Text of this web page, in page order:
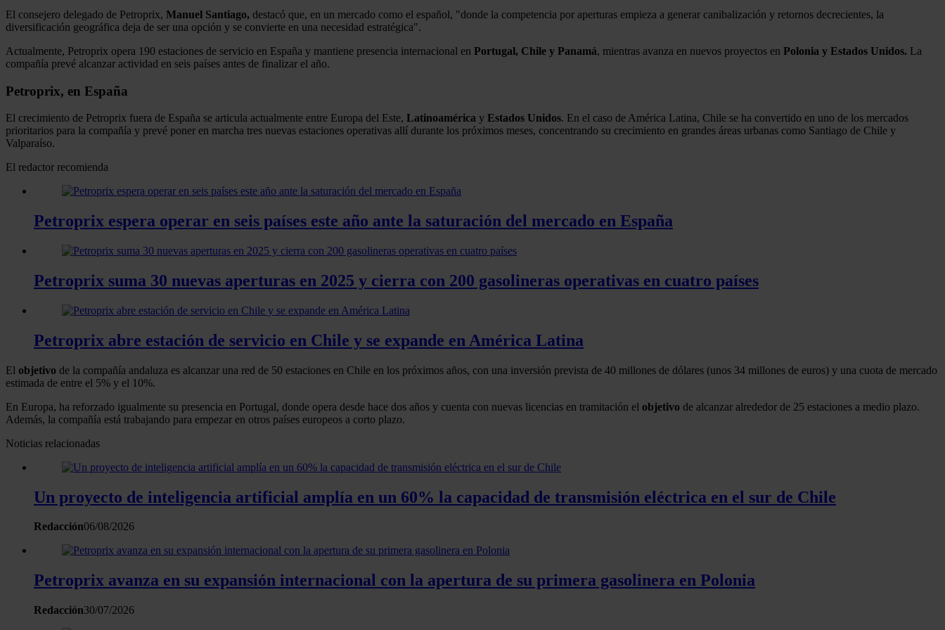
El consejero delegado de Petroprix, Manuel Santiago, destacó que, en un mercado como el español, "donde la competencia por aperturas empieza a generar canibalización y retornos decrecientes, la
diversificación geográfica deja de ser una opción y se convierte en una necesidad estratégica".
Actualmente, Petroprix opera 190 estaciones de servicio en España y mantiene presencia internacional en Portugal, Chile y Panamá, mientras avanza en nuevos proyectos en Polonia y Estados Unidos. La
compañía prevé alcanzar actividad en seis países antes de finalizar el año.
Petroprix, en España
El crecimiento de Petroprix fuera de España se articula actualmente entre Europa del Este, Latinoamérica y Estados Unidos. En el caso de América Latina, Chile se ha convertido en uno de los mercados
prioritarios para la compañía y prevé poner en marcha tres nuevas estaciones operativas allí durante los próximos meses, concentrando su crecimiento en grandes áreas urbanas como Santiago de Chile y
Valparaíso.
El redactor recomienda
Petroprix espera operar en seis países este año ante la saturación del mercado en España
Petroprix suma 30 nuevas aperturas en 2025 y cierra con 200 gasolineras operativas en cuatro países
Petroprix abre estación de servicio en Chile y se expande en América Latina
El objetivo de la compañía andaluza es alcanzar una red de 50 estaciones en Chile en los próximos años, con una inversión prevista de 40 millones de dólares (unos 34 millones de euros) y una cuota de mercado
estimada de entre el 5% y el 10%.
En Europa, ha reforzado igualmente su presencia en Portugal, donde opera desde hace dos años y cuenta con nuevas licencias en tramitación el objetivo de alcanzar alrededor de 25 estaciones a medio plazo.
Además, la compañía está trabajando para empezar en otros países europeos a corto plazo.
Noticias relacionadas
Un proyecto de inteligencia artificial amplía en un 60% la capacidad de transmisión eléctrica en el sur de Chile
Redacción06/08/2026
Petroprix avanza en su expansión internacional con la apertura de su primera gasolinera en Polonia
Redacción30/07/2026